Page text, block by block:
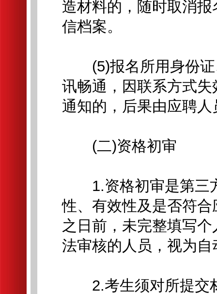
造材料的，随时取消
信档案。
(5)报名所用身份证
讯畅通，因联系方式
通知的，后果由应聘
(二)资格初审
1.资格初审是第三
性、有效性及是否符
之日前，未完整填写
法审核的人员，视为
2.考生须对所提交